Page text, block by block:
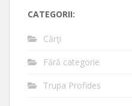
CATEGORII:
Cărţi
Fără categorie
Trupa Profides